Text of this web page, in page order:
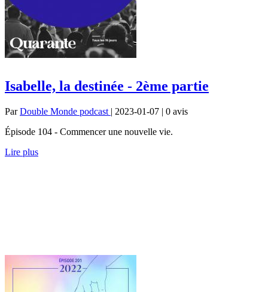
Isabelle, la destinée - 2ème partie
ParDouble Monde podcast | 2023-01-07 | 0 avis
Épisode 104 - Commencer une nouvelle vie.
Lire plus